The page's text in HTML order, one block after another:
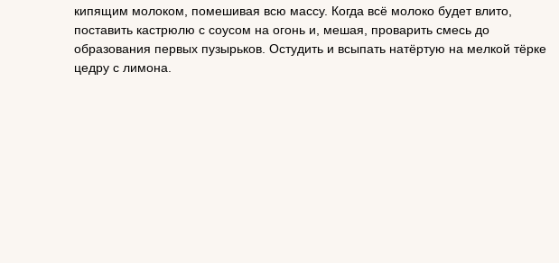
кипящим молоком, помешивая всю массу. Когда всё молоко будет влито,
поставить кастрюлю с соусом на огонь и, мешая, проварить смесь до
образования первых пузырьков. Остудить и всыпать натёртую на мелкой тёрке
цедру с лимона.